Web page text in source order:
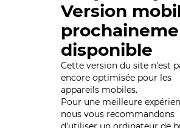
Version
disponible
Cette version du site n’est
encore optimisée pour les
appareils mobiles.
Pour une meilleure
nous vous recommandons